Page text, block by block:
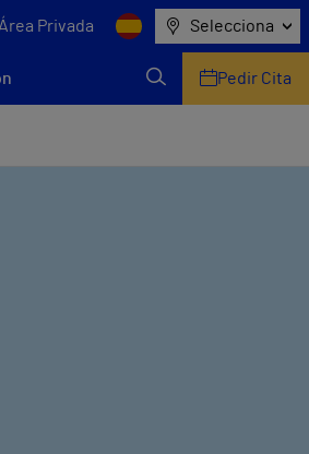
Área Privada Selecciona
Pedir Cita